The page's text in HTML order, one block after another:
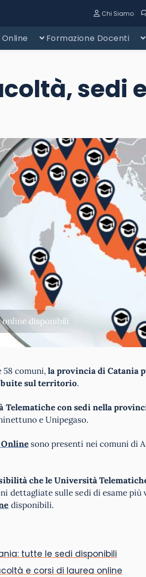
Chi Siamo|
Formazione Docenti
sedi
online disponibili
58 comuni,la provincia di Catania
sul territorio.
Telematiche con sedi nella
e Unipegaso.
sono presenti nei comuni di
che le Università
dettagliate sulle sedi di esame
disponibili.
tutte le sedi disponibili
e corsi di laurea online